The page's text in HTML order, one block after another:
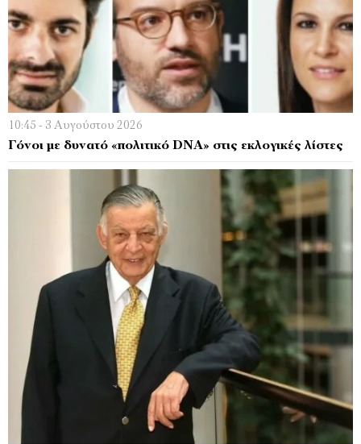
10:45 - 3 Αυγούστου 2026
Γόνοι με δυνατό «πολιτικό DNA» στις εκλογικές λίστες